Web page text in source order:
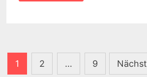
ESPRESSO
Seitennummerierung
1 2 … 9